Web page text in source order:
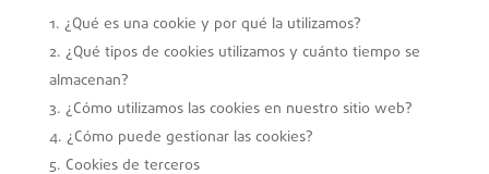
¿Qué es una cookie y por qué la utilizamos?
¿Qué tipos de cookies utilizamos y cuánto tiempo se
almacenan?
¿Cómo utilizamos las cookies en nuestro sitio web?
¿Cómo puede gestionar las cookies?
Cookies de terceros